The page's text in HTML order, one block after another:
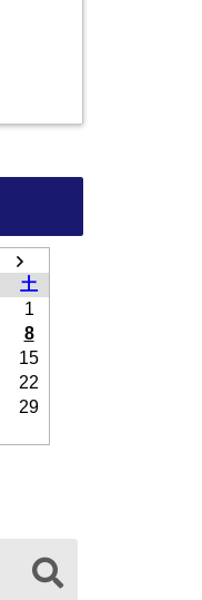
土
1
8
15
22
29